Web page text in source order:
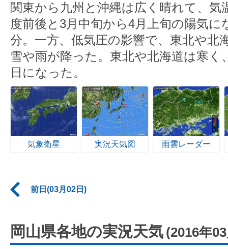
関東から九州と沖縄は広く晴れて、気
度前後と3月中旬から4月上旬の陽気に
分。一方、低気圧の影響で、東北や北
雪や雨が降った。東北や北海道は寒く
日になった。
気象衛星 実況天気図 雨雲レーダー
前日(03月02日)
岡山県各地の実況天気 (2016年